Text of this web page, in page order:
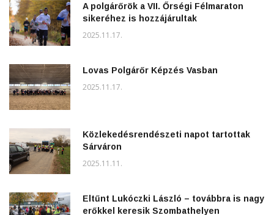
A polgárőrök a VII. Őrségi Félmaraton
sikeréhez is hozzájárultak
2025.11.17.
Lovas Polgárőr Képzés Vasban
2025.11.17.
Közlekedésrendészeti napot tartottak
Sárváron
2025.11.11.
Eltűnt Lukóczki László – továbbra is nagy
erőkkel keresik Szombathelyen